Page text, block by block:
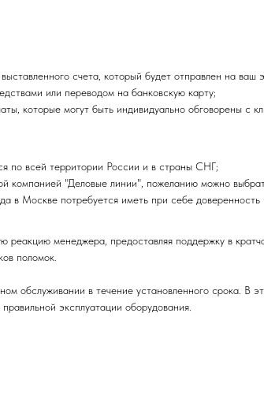
счета, который будет отправлен на ваш
или переводом на банковскую карту;
которые могут быть индивидуально обговорены с
по всей территории России и в страны СНГ;
компанией "Деловые линии", пожеланию можно
в Москве потребуется иметь при себе доверенность
менеджера, предоставляя поддержку в
поломок.
обслуживании в течение установленного срока.
эксплуатации оборудования.